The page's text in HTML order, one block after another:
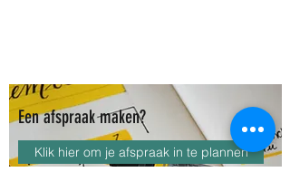
Een afspraak maken?
Klik hier om je afspraak in te plannen